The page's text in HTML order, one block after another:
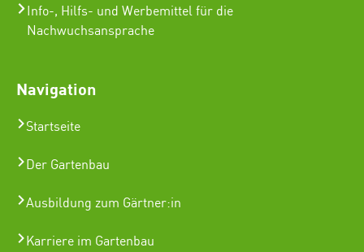
Info-, Hilfs- und Werbemittel für die
Nachwuchsansprache
Navigation
Startseite
Der Gartenbau
Ausbildung zum Gärtner:in
Karriere im Gartenbau